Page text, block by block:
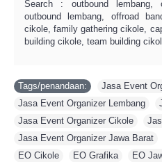
Search : outbound lembang,
outbound lembang, offroad
cikole, family gathering cikole,
building cikole, team building
Tags/penandaan: Jasa Event
Jasa Event Organizer Lembang
Jasa Event Organizer Cikole
Jasa Event Organizer Jawa Barat
EO Cikole
EO Grafika EO